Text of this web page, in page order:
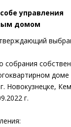
управления
домом
собрания
Новокузнецке,
г.